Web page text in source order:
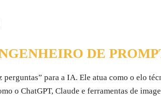
DE
para a IA. Ele atua como o elo
o ChatGPT, Claude e ferramentas de